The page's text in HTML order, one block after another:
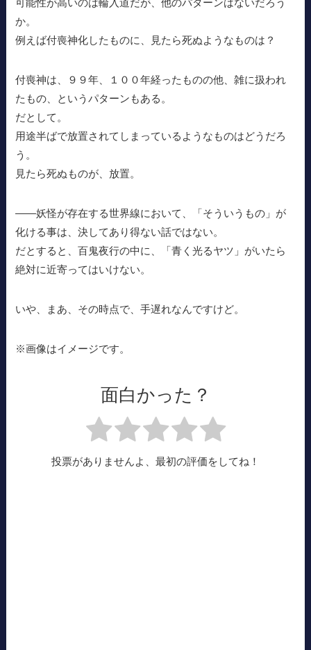
可能性が高いのは輪入道だが、他のパターンはないだろう
か。
例えば付喪神化したものに、見たら死ぬようなものは？
付喪神は、９９年、１００年経ったものの他、雑に扱われ
たもの、というパターンもある。
だとして。
用途半ばで放置されてしまっているようなものはどうだろ
う。
見たら死ぬものが、放置。
――妖怪が存在する世界線において、「そういうもの」が
化ける事は、決してあり得ない話ではない。
だとすると、百鬼夜行の中に、「青く光るヤツ」がいたら
絶対に近寄ってはいけない。
いや、まあ、その時点で、手遅れなんですけど。
※画像はイメージです。
面白かった？
投票がありませんよ、最初の評価をしてね！